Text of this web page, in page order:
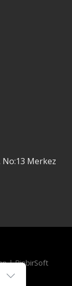
No:13 Merkez
|BinbirSoft